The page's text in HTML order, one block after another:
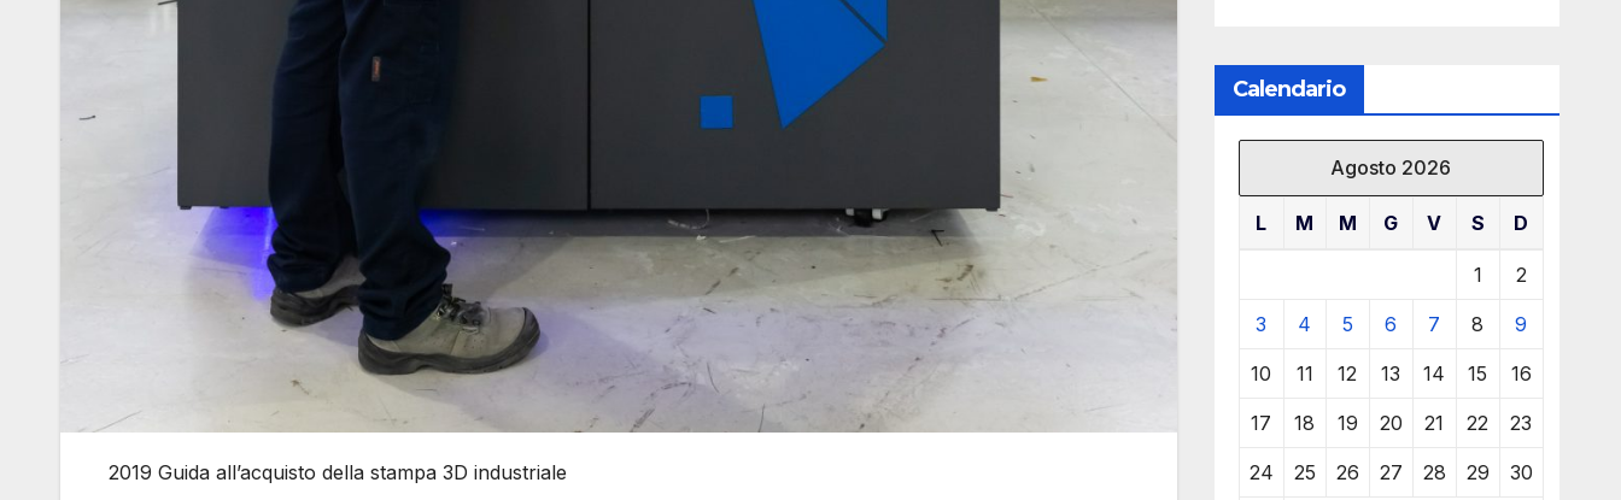
2019 Guida all’acquisto della stampa 3D industriale
Calendario
Agosto 2026
L M M G V S D
1 2
3 4 5 6 7 8 9
10 11 12 13 14 15 16
17 18 19 20 21 22 23
24 25 26 27 28 29 30